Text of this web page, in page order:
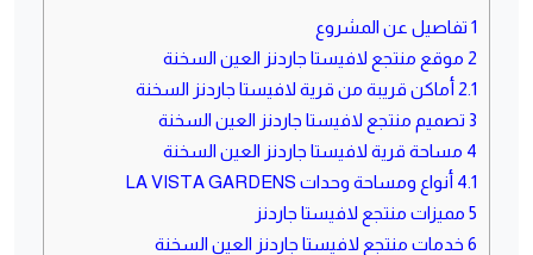
1 تفاصيل عن المشروع
2 موقع منتجع لافيستا جاردنز العين السخنة
2.1 أماكن قريبة من قرية لافيستا جاردنز السخنة
3 تصميم منتجع لافيستا جاردنز العين السخنة
4 مساحة قرية لافيستا جاردنز العين السخنة
4.1 أنواع ومساحة وحدات LA VISTA GARDENS
5 مميزات منتجع لافيستا جاردنز
6 خدمات منتجع لافيستا جاردنز العين السخنة